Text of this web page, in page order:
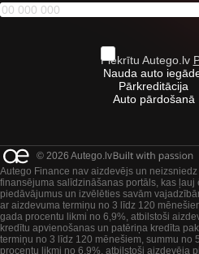
Piekrītu Autego.lv
Nauda auto
Pārkreditācija
Auto pārdošanā
© 2026 Autego.lv
Autego Finance nav aizdevējs un
finansējuma salīdzināšanas portāls, kas
piedāvājumus un izvēlēties savām
ar aizdevuma termiņu no 3 līdz 120
gada procentu likmi no 6,9%, atbilstoši
kredītu apvienošanas un patēriņa kredīta
termiņu no 3 līdz 120 mēnešiem, summu no
procentu likmi no 6,9%, atbilstoši aizdevēja